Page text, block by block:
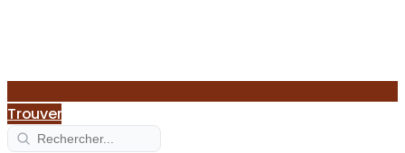
Trouver